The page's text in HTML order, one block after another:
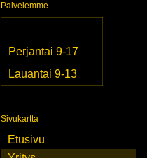
Palvelemme
Perjantai 9-17
Lauantai 9-13
Sivukartta
Etusivu